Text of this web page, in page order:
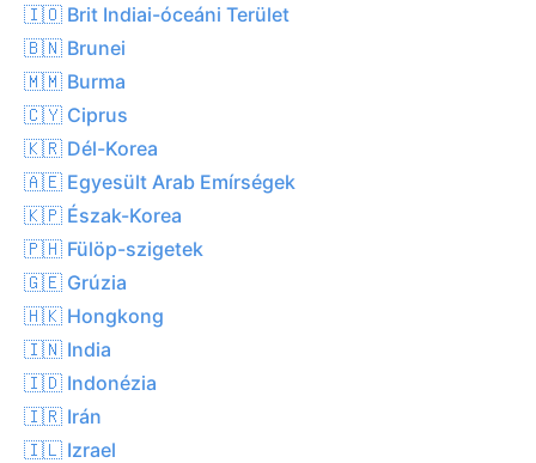
🇮🇴 Brit Indiai-óceáni Terület
🇧🇳 Brunei
🇲🇲 Burma
🇨🇾 Ciprus
🇰🇷 Dél-Korea
🇦🇪 Egyesült Arab Emírségek
🇰🇵 Észak-Korea
🇵🇭 Fülöp-szigetek
🇬🇪 Grúzia
🇭🇰 Hongkong
🇮🇳 India
🇮🇩 Indonézia
🇮🇷 Irán
🇮🇱 Izrael